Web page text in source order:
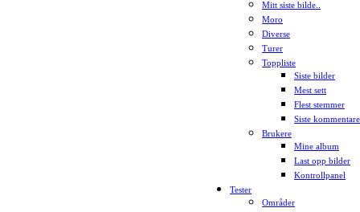
Mitt siste bilde..
Moro
Diverse
Turer
Toppliste
Siste bilder
Mest sett
Flest stemmer
Siste
Brukere
Mine album
Last opp bilder
Kontrollpanel
Tester
Områder